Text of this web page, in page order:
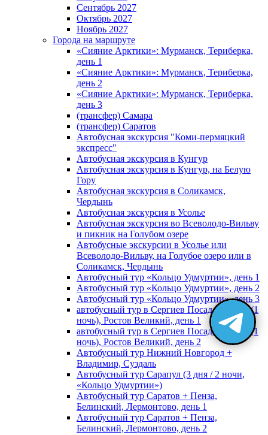
Сентябрь 2027
Октябрь 2027
Ноябрь 2027
Города на маршруте
«Сияние Арктики»: Мурманск, Териберка,
день 1
«Сияние Арктики»: Мурманск, Териберка,
день 2
«Сияние Арктики»: Мурманск, Териберка,
день 3
(трансфер) Самара
(трансфер) Саратов
Автобусная экскурсия "Коми-пермяцкий
экспресс"
Автобусная экскурсия в Кунгур
Автобусная экскурсия в Кунгур, на Белую
Гору
Автобусная экскурсия в Соликамск,
Чердынь
Автобусная экскурсия в Усолье
Автобусная экскурсия во Всеволодо-Вильву
и пикник на Голубом озере
Автобусные экскурсии в Усолье или
Всеволодо-Вильву, на Голубое озеро или в
Соликамск, Чердынь
Автобусный тур «Кольцо Удмуртии», день 1
Автобусный тур «Кольцо Удмуртии», день 2
Автобусный тур «Кольцо Удмуртии», день 3
автобусный тур в Сергиев Посад, Москву (1
ночь), Ростов Великий, день 1
автобусный тур в Сергиев Посад, Москву (1
ночь), Ростов Великий, день 2
Автобусный тур Нижний Новгород +
Владимир, Суздаль
Автобусный тур Сарапул (3 дня / 2 ночи,
«Кольцо Удмуртии»)
Автобусный тур Саратов + Пенза,
Белинский, Лермонтово, день 1
Автобусный тур Саратов + Пенза,
Белинский, Лермонтово, день 2